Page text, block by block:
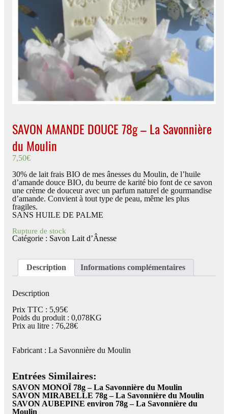
SAVON AMANDE DOUCE 78g – La Savonnière
du Moulin
7,50€
30% de lait frais BIO de mes ânesses du Moulin, de l’huile
d’amande douce BIO, du beurre de karité bio font de ce savon
une crème de douceur avec un parfum naturel de gourmandise
d’amande. Convient à tout type de peau, même les plus
fragiles.
SANS HUILE DE PALME
Rupture de stock
Catégorie : Savon Lait d’Ânesse
Description Informations complémentaires
Description
Prix TTC : 5,95€
Poids du produit : 0,078KG
Prix au litre : 76,28€
Fabricant : La Savonnière du Moulin
Entrées Similaires:
SAVON MONOÏ 78g – La Savonnière du Moulin
SAVON MIRABELLE 78g – La Savonnière du Moulin
SAVON AUBEPINE environ 78g – La Savonnière du
Moulin